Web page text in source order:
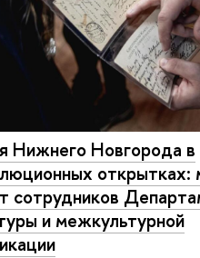
Нижнего Новгорода в
открытках:
сотрудников
и межкультурной